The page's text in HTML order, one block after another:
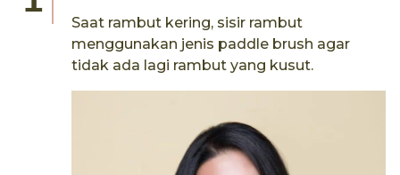
Saat rambut kering, sisir rambut
menggunakan jenis paddle brush agar
tidak ada lagi rambut yang kusut.